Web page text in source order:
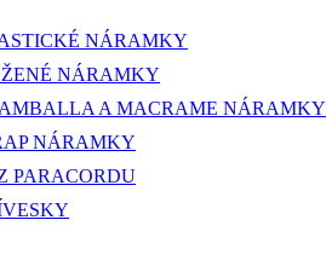
NÁRAMKY
NÁRAMKY
A MACRAME NÁRAMKY
NÁRAMKY
PARACORDU